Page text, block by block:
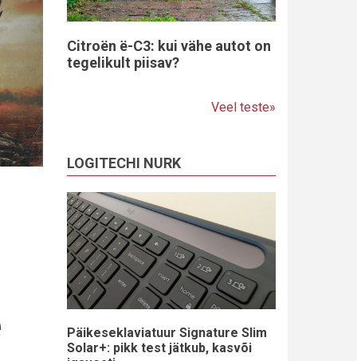
Citroën ë-C3: kui vähe autot on
tegelikult piisav?
Veel teste»
LOGITECHI NURK
Päikeseklaviatuur Signature Slim
Solar+: pikk test jätkub, kasvõi